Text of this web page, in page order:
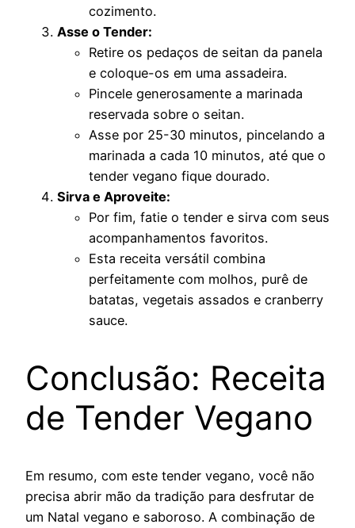
cozimento.
Asse o Tender:
Retire os pedaços de seitan da panela
e coloque-os em uma assadeira.
Pincele generosamente a marinada
reservada sobre o seitan.
Asse por 25-30 minutos, pincelando a
marinada a cada 10 minutos, até que o
tender vegano fique dourado.
Sirva e Aproveite:
Por fim, fatie o tender e sirva com seus
acompanhamentos favoritos.
Esta receita versátil combina
perfeitamente com molhos, purê de
batatas, vegetais assados e cranberry
sauce.
Conclusão: Receita
de Tender Vegano
Em resumo, com este tender vegano, você não
precisa abrir mão da tradição para desfrutar de
um Natal vegano e saboroso. A combinação de